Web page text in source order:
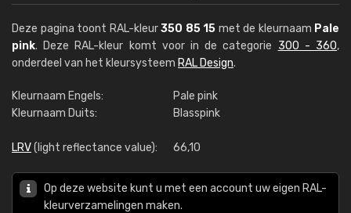
Deze pagina toont RAL-kleur350 85 15 met de kleurnaam Pale
pink. Deze RAL-kleur komt voor in de categorie 300 - 360,
onderdeel van het kleursysteem RAL Design.
Kleurnaam Engels:
Pale pink
Kleurnaam Duits:
Blasspink
LRV(light reflectance value): 66,10
Op deze website kunt u met een account uw eigen RAL-
kleurverzamelingen maken.